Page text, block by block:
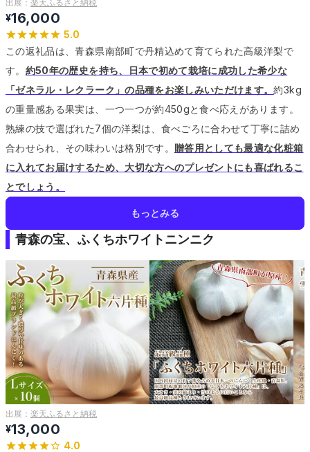
出展： 楽天ふるさと納税
¥16,000
5.0
この返礼品は、青森県南部町で丹精込めて育てられた高級洋梨で
す。 約50年の歴史を持ち、日本で初めて栽培に成功した希少な
「ゼネラル・レクラーク」の品種をお楽しみいただけます。約3kg
の重量感ある果実は、一つ一つが約450gと食べ応えがあります。
熟練の技で選ばれた7個の洋梨は、食べごろに合わせて丁寧に詰め
合わせられ、その味わいは格別です。 贈答用としても最適な化粧箱
に入れてお届けするため、大切な方へのプレゼントにも喜ばれるこ
とでしょう。
もっとみる
青森の宝、ふくちホワイトニンニク
出展： 楽天ふるさと納税
¥13,000
4.0